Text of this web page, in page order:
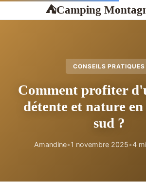
⛺Camping
CONSEILS PRATIQUES
Comment profiter
détente et nature
sud ?
Amandine•1 novembre 2025•4